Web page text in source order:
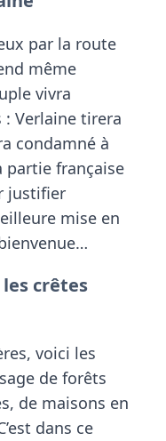
par la route
même
vivra
: Verlaine tirera
condamné à
partie française
justifier
mise en
crêtes
voici les
de forêts
de maisons en
dans ce